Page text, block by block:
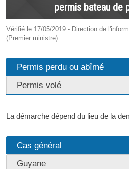
permis bateau de
Vérifié le 17/05/2019 - Direction de
(Premier ministre)
Permis perdu ou abîmé
Permis volé
La démarche dépend du lieu de la
Cas général
Guyane